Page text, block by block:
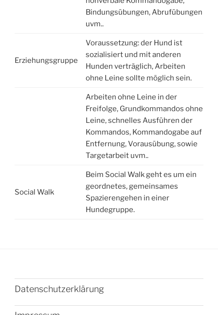
Bindungsübungen, Abrufübungen
uvm..
Erziehungsgruppe
Voraussetzung: der Hund ist
sozialisiert und mit anderen
Hunden verträglich, Arbeiten
ohne Leine sollte möglich sein.
Arbeiten ohne Leine in der
Freifolge, Grundkommandos ohne
Leine, schnelles Ausführen der
Kommandos, Kommandogabe auf
Entfernung, Vorausübung, sowie
Targetarbeit uvm..
Social Walk
Beim Social Walk geht es um ein
geordnetes, gemeinsames
Spazierengehen in einer
Hundegruppe.
Datenschutzerklärung